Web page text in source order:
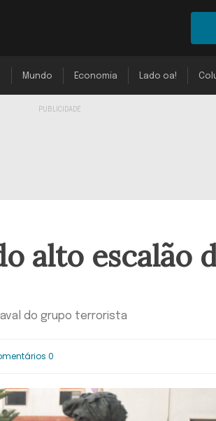
Mundo Economia Lado oa!
alto escalão
do grupo terrorista
0